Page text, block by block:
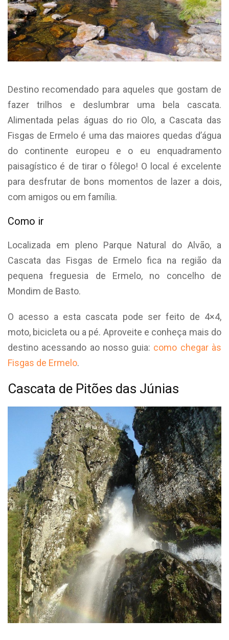
Destino recomendado para aqueles que gostam de
fazer trilhos e deslumbrar uma bela cascata.
Alimentada pelas águas do rio Olo, a Cascata das
Fisgas de Ermelo é uma das maiores quedas d’água
do continente europeu e o eu enquadramento
paisagístico é de tirar o fôlego! O local é excelente
para desfrutar de bons momentos de lazer a dois,
com amigos ou em família.
Como ir
Localizada em pleno Parque Natural do Alvão, a
Cascata das Fisgas de Ermelo fica na região da
pequena freguesia de Ermelo, no concelho de
Mondim de Basto.
O acesso a esta cascata pode ser feito de 4×4,
moto, bicicleta ou a pé. Aproveite e conheça mais do
destino acessando ao nosso guia: como chegar às
Fisgas de Ermelo.
Cascata de Pitões das Júnias